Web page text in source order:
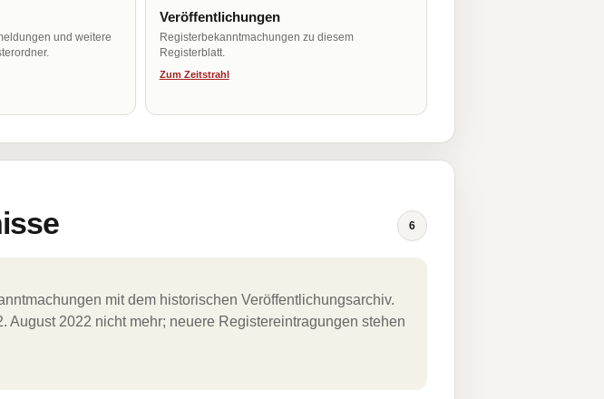
und weitere
Veröffentlichungen
Registerbekanntmachungen zu diesem
Registerblatt.
Zum Zeitstrahl
6
mit dem historischen Veröffentlichungsarchiv.
2022 nicht mehr; neuere Registereintragungen stehen